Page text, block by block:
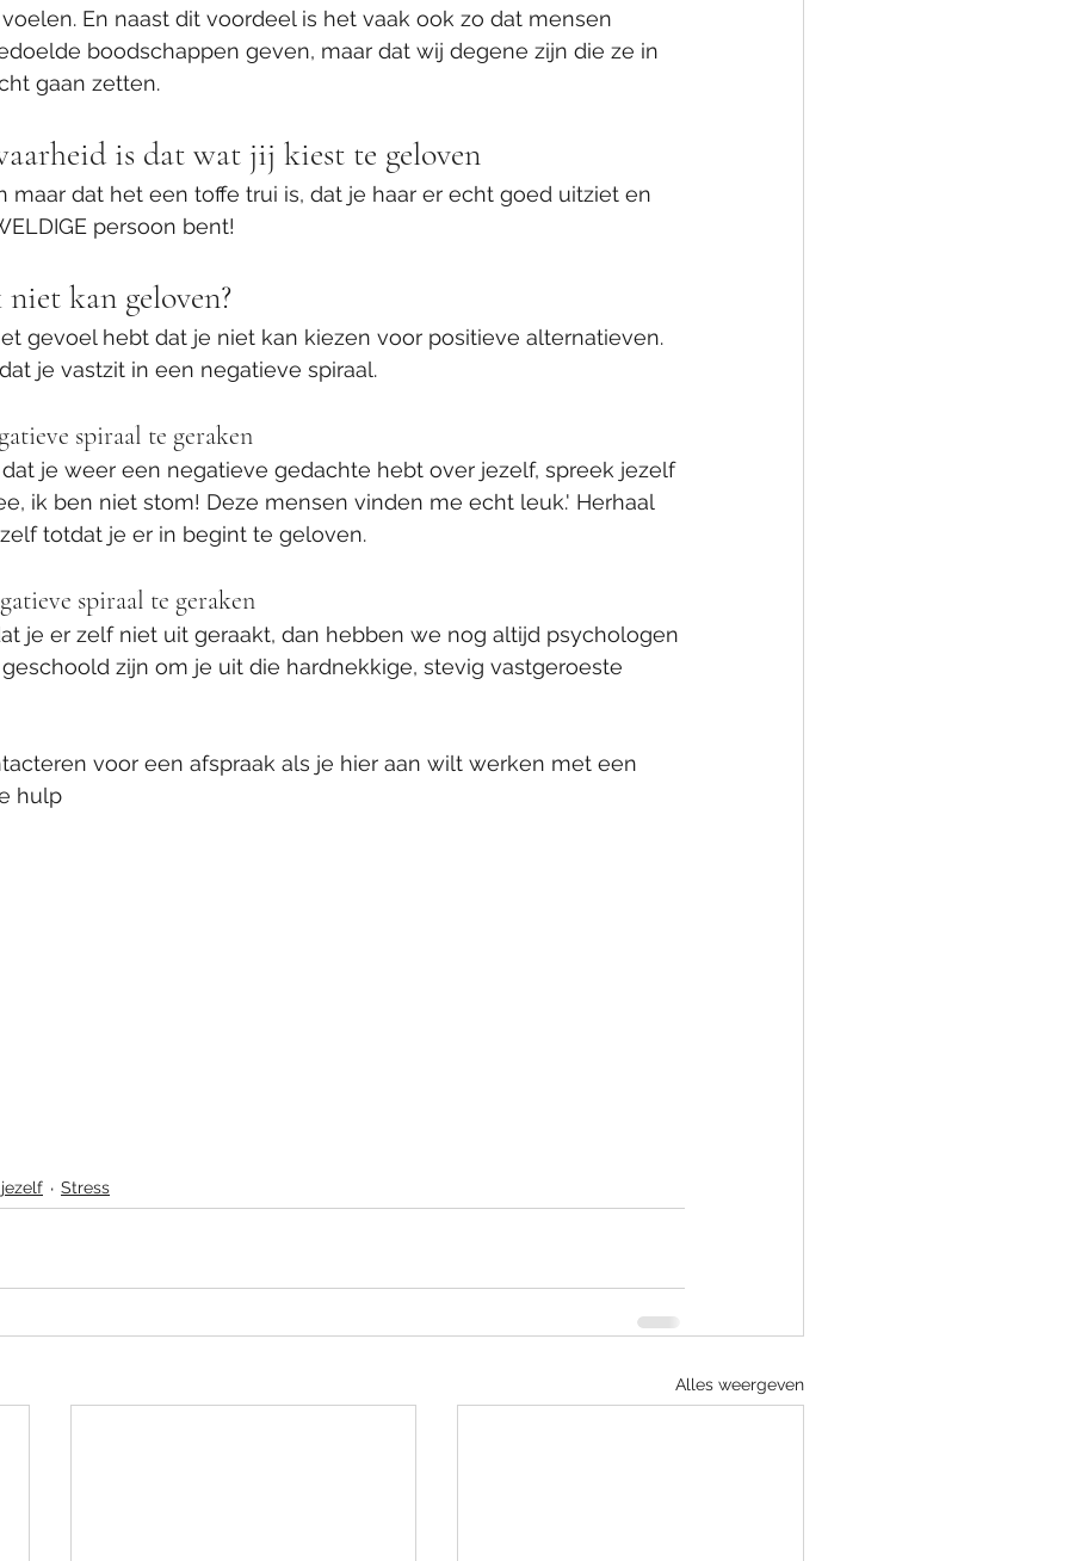
En naast dit voordeel is het vaak ook zo dat mensen
boodschappen geven, maar dat wij degene zijn die ze in
gaan zetten.
is dat wat jij kiest te geloven
maar dat het een toffe trui is, dat je haar er echt goed uitziet en
persoon bent!
kan geloven?
gevoel hebt dat je niet kan kiezen voor positieve alternatieven.
je vastzit in een negatieve spiraal.
spiraal te geraken
je weer een negatieve gedachte hebt over jezelf, spreek jezelf
ik ben niet stom! Deze mensen vinden me echt leuk.' Herhaal
totdat je er in begint te geloven.
spiraal te geraken
je er zelf niet uit geraakt, dan hebben we nog altijd psychologen
zijn om je uit die hardnekkige, stevig vastgeroeste
voor een afspraak als je hier aan wilt werken met een
hulp
Stress
Alles weergeven